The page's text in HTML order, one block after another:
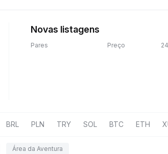
Novas listagens
Pares Preço
BRL PLN TRY SOL BTC ETH
Área da Aventura